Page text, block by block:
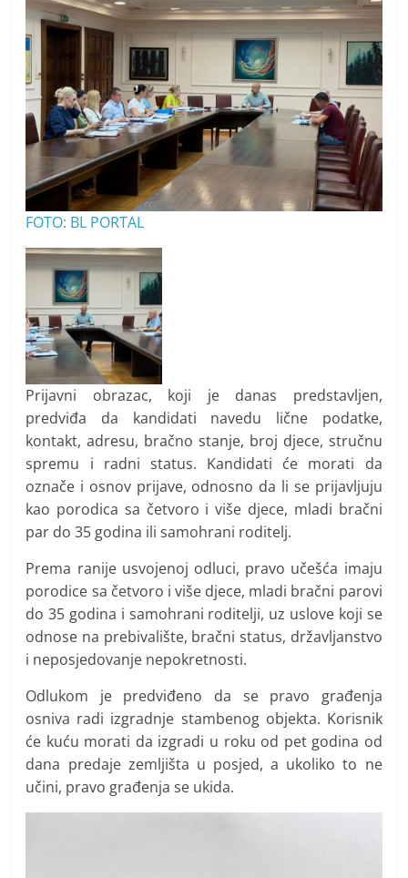
FOTO: BL PORTAL
Prijavni obrazac, koji je danas predstavljen,
predviđa da kandidati navedu lične podatke,
kontakt, adresu, bračno stanje, broj djece, stručnu
spremu i radni status. Kandidati će morati da
označe i osnov prijave, odnosno da li se prijavljuju
kao porodica sa četvoro i više djece, mladi bračni
par do 35 godina ili samohrani roditelj.
Prema ranije usvojenoj odluci, pravo učešća imaju
porodice sa četvoro i više djece, mladi bračni parovi
do 35 godina i samohrani roditelji, uz uslove koji se
odnose na prebivalište, bračni status, državljanstvo
i neposjedovanje nepokretnosti.
Odlukom je predviđeno da se pravo građenja
osniva radi izgradnje stambenog objekta. Korisnik
će kuću morati da izgradi u roku od pet godina od
dana predaje zemljišta u posjed, a ukoliko to ne
učini, pravo građenja se ukida.